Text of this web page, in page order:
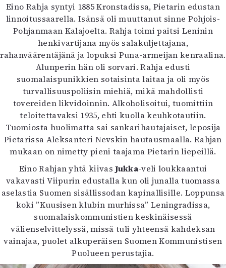
Eino Rahja syntyi 1885 Kronstadissa, Pietarin edustan
linnoitussaarella. Isänsä oli muuttanut sinne Pohjois-
Pohjanmaan Kalajoelta. Rahja toimi paitsi Leninin
henkivartijana myös salakuljettajana,
rahanväärentäjänä ja lopuksi Puna-armeijan kenraalina.
Alunperin hän oli sorvari. Rahja edusti
suomalaispunikkien sotaisinta laitaa ja oli myös
turvallisuuspoliisin miehiä, mikä mahdollisti
tovereiden likvidoinnin. Alkoholisoitui, tuomittiin
teloitettavaksi 1935, ehti kuolla keuhkotautiin.
Tuomiosta huolimatta sai sankarihautajaiset, leposija
Pietarissa Aleksanteri Nevskin hautausmaalla. Rahjan
mukaan on nimetty pieni taajama Pietarin liepeillä.
Eino Rahjan yhtä kiivasJukka-veli loukkaantui
vakavasti Viipurin edustalla kun oli junalla tuomassa
aselastia Suomen sisällissodan kapinallisille. Loppunsa
koki ”Kuusisen klubin murhissa” Leningradissa,
suomalaiskommunistien keskinäisessä
välienselvittelyssä, missä tuli yhteensä kahdeksan
vainajaa, puolet alkuperäisen Suomen Kommunistisen
Puolueen perustajia.